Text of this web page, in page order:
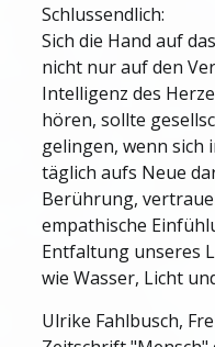
Schlussendlich:
Sich die Hand auf
nicht nur auf den
Intelligenz des
hören, sollte
gelingen, wenn sich
täglich aufs Neue
Berührung,
empathische
Entfaltung unseres
wie Wasser, Licht
Ulrike Fahlbusch,